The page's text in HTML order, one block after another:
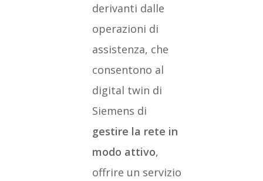
derivanti dalle
operazioni di
assistenza, che
consentono al
digital twin di
Siemens di
gestire la rete in
modo attivo,
offrire un servizio